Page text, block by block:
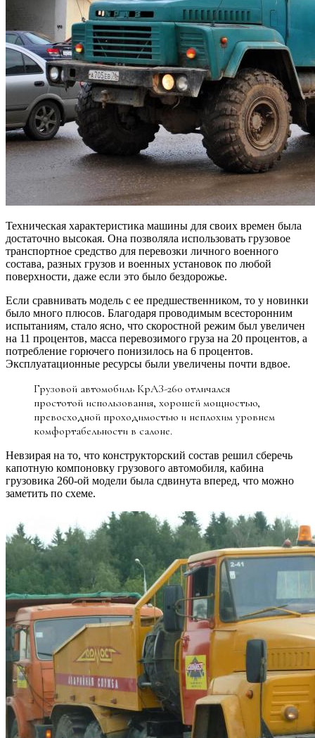
Техническая характеристика машины для своих времен была
достаточно высокая. Она позволяла использовать грузовое
транспортное средство для перевозки личного военного
состава, разных грузов и военных установок по любой
поверхности, даже если это было бездорожье.
Если сравнивать модель с ее предшественником, то у новинки
было много плюсов. Благодаря проводимым всесторонним
испытаниям, стало ясно, что скоростной режим был увеличен
на 11 процентов, масса перевозимого груза на 20 процентов, а
потребление горючего понизилось на 6 процентов.
Эксплуатационные ресурсы были увеличены почти вдвое.
Грузовой автомобиль КрАЗ-260 отличался
простотой использования, хорошей мощностью,
превосходной проходимостью и неплохим уровнем
комфортабельности в салоне.
Невзирая на то, что конструкторский состав решил сберечь
капотную компоновку грузового автомобиля, кабина
грузовика 260-ой модели была сдвинута вперед, что можно
заметить по схеме.